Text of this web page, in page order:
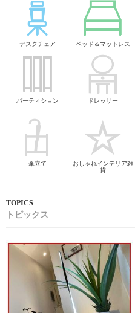
デスクチェア ベッド＆マットレス
パーティション ドレッサー
傘立て
おしゃれインテリア雑
貨
トピックス